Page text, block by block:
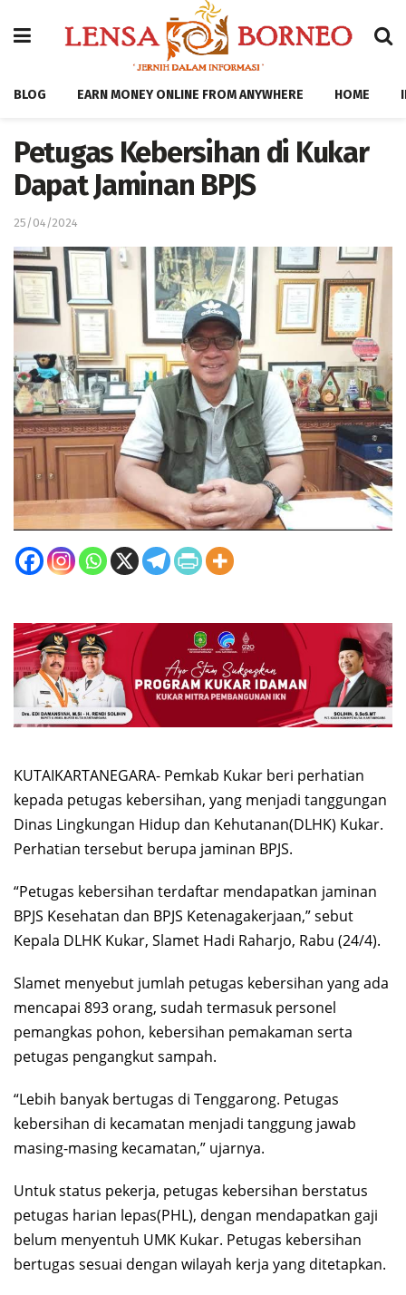
BLOG EARN MONEY ONLINE FROM ANYWHERE HOME
Petugas Kebersihan di Kukar
Dapat Jaminan BPJS
25/04/2024
KUTAIKARTANEGARA- Pemkab Kukar beri perhatian
kepada petugas kebersihan, yang menjadi tanggungan
Dinas Lingkungan Hidup dan Kehutanan(DLHK) Kukar.
Perhatian tersebut berupa jaminan BPJS.
“Petugas kebersihan terdaftar mendapatkan jaminan
BPJS Kesehatan dan BPJS Ketenagakerjaan,” sebut
Kepala DLHK Kukar, Slamet Hadi Raharjo, Rabu (24/4).
Slamet menyebut jumlah petugas kebersihan yang ada
mencapai 893 orang, sudah termasuk personel
pemangkas pohon, kebersihan pemakaman serta
petugas pengangkut sampah.
“Lebih banyak bertugas di Tenggarong. Petugas
kebersihan di kecamatan menjadi tanggung jawab
masing-masing kecamatan,” ujarnya.
Untuk status pekerja, petugas kebersihan berstatus
petugas harian lepas(PHL), dengan mendapatkan gaji
belum menyentuh UMK Kukar. Petugas kebersihan
bertugas sesuai dengan wilayah kerja yang ditetapkan.